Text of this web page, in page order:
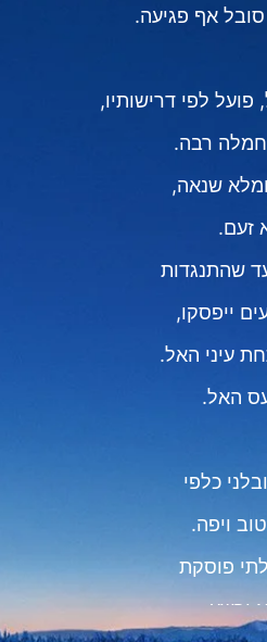
אף פגיעה.
לפי דרישותיו,
חמלה רבה.
שנאה,
זעם.
שהתנגדות
ייפסקו,
עיני האל.
האל.
כלפי
ויפה.
פוסקת
ורשע.